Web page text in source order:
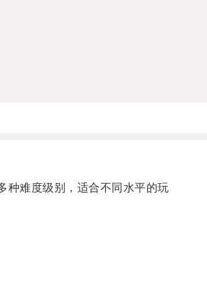
难度级别，适合不同水平的玩